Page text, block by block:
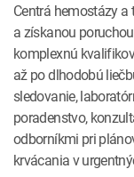
Centrá hemostázy
a získanou
komplexnú
až po dlhodobú
sledovanie,
poradenstvo,
odborníkmi pri
krvácania v